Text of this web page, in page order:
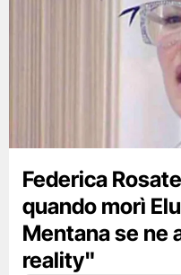
Federica
quando morì
Mentana se ne
reality"